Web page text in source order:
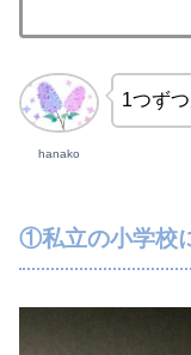
hanako
1つず
①私立の小学校